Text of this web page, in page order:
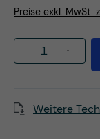
Preise exkl. MwSt.
Produkt
Weitere